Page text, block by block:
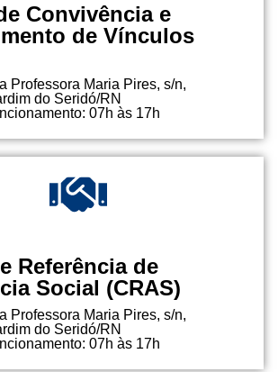
Convivência e
de Vínculos
Professora Maria Pires, s/n,
do Seridó/RN
07h às 17h
Referência de
Social (CRAS)
Professora Maria Pires, s/n,
do Seridó/RN
07h às 17h